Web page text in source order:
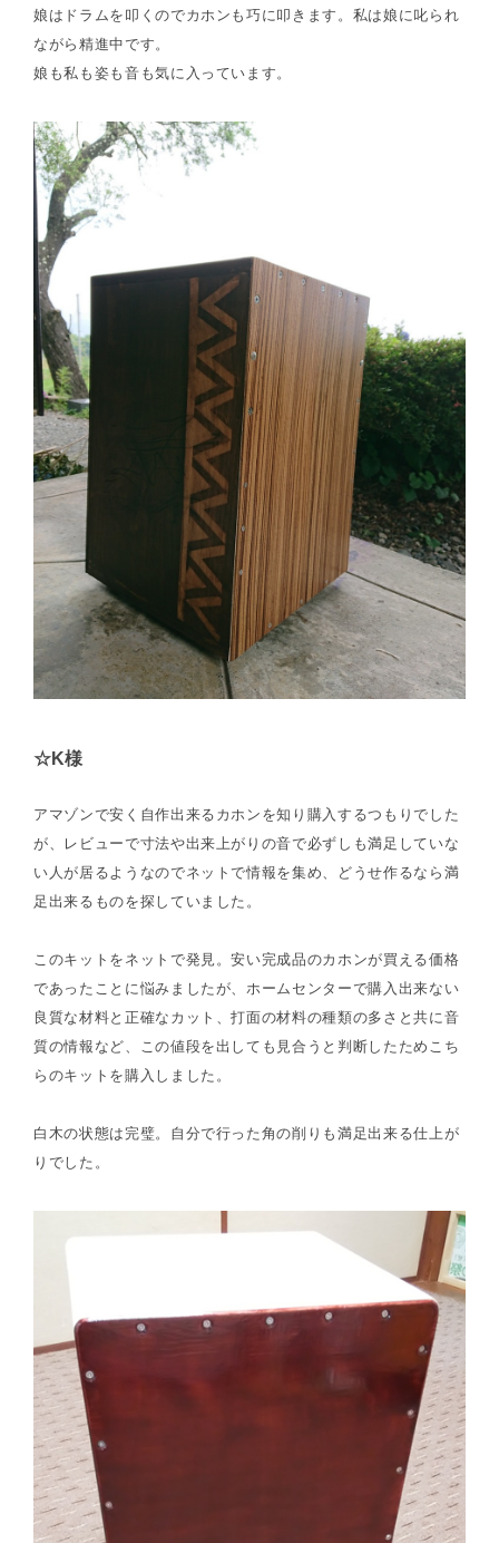
娘はドラムを叩くのでカホンも巧に叩きます。私は娘に叱られ
ながら精進中です。
娘も私も姿も音も気に入っています。
☆K様
アマゾンで安く自作出来るカホンを知り購入するつもりでした
が、レビューで寸法や出来上がりの音で必ずしも満足していな
い人が居るようなのでネットで情報を集め、どうせ作るなら満
足出来るものを探していました。
このキットをネットで発見。安い完成品のカホンが買える価格
であったことに悩みましたが、ホームセンターで購入出来ない
良質な材料と正確なカット、打面の材料の種類の多さと共に音
質の情報など、この値段を出しても見合うと判断したためこち
らのキットを購入しました。
白木の状態は完璧。自分で行った角の削りも満足出来る仕上が
りでした。